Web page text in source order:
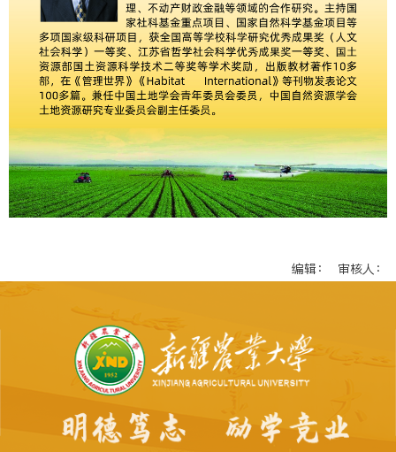
编辑： 审核人：